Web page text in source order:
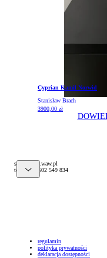
Cyprian Kamil Norwid
Stanisław Brach
3900,00 zł
regulamin
polityka prywatności
deklaracja dostępności
lp.waw.psa
@pelks
tel. (+48) 502 549 834